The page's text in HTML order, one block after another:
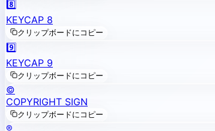
8️⃣
KEYCAP 8
クリップボードにコピー
9️⃣
KEYCAP 9
クリップボードにコピー
©️
COPYRIGHT SIGN
クリップボードにコピー
®️